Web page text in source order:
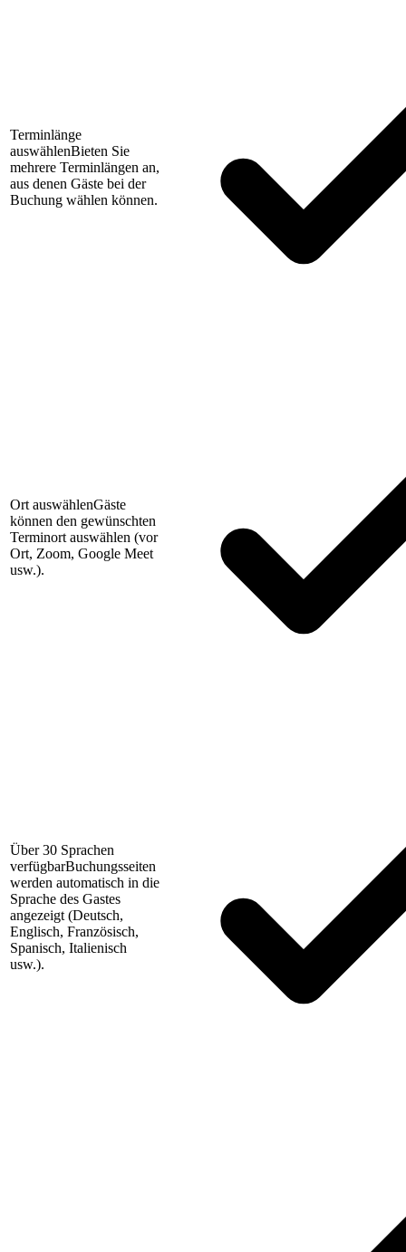
Terminlänge
auswählenBieten Sie
mehrere Terminlängen an,
aus denen Gäste bei der
Buchung wählen können.
Ort auswählenGäste
können den gewünschten
Terminort auswählen (vor
Ort, Zoom, Google Meet
usw.).
Über 30 Sprachen
verfügbarBuchungsseiten
werden automatisch in die
Sprache des Gastes
angezeigt (Deutsch,
Englisch, Französisch,
Spanisch, Italienisch
usw.).